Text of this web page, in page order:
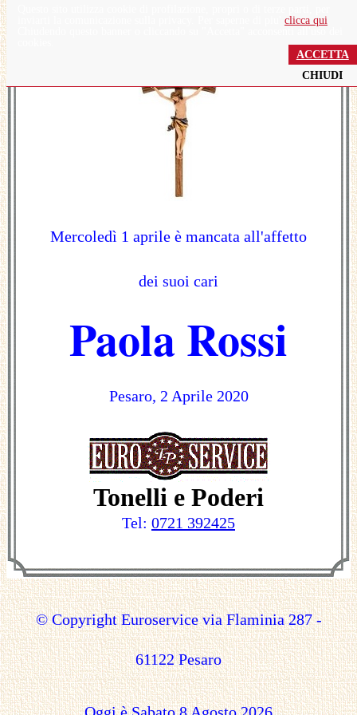
clicca qui.
ACCETTA
CHIUDI
Mercoledì 1 aprile è mancata all'affetto
dei suoi cari
Paola Rossi
Pesaro, 2 Aprile 2020
Tonelli e Poderi
Tel: 0721 392425
© Copyright Euroservice via Flaminia 287 -
61122 Pesaro